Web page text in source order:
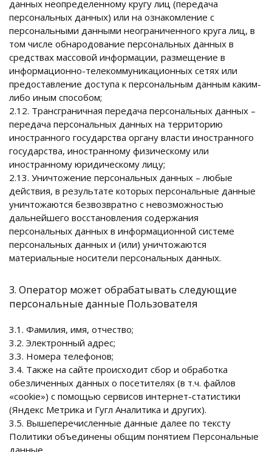
данных неопределенному кругу лиц (передача
персональных данных) или на ознакомление с
персональными данными неограниченного круга лиц, в
том числе обнародование персональных данных в
средствах массовой информации, размещение в
информационно-телекоммуникационных сетях или
предоставление доступа к персональным данным каким-
либо иным способом;
2.12. Трансграничная передача персональных данных –
передача персональных данных на территорию
иностранного государства органу власти иностранного
государства, иностранному физическому или
иностранному юридическому лицу;
2.13. Уничтожение персональных данных – любые
действия, в результате которых персональные данные
уничтожаются безвозвратно с невозможностью
дальнейшего восстановления содержания
персональных данных в информационной системе
персональных данных и (или) уничтожаются
материальные носители персональных данных.
3. Оператор может обрабатывать следующие
персональные данные Пользователя
3.1. Фамилия, имя, отчество;
3.2. Электронный адрес;
3.3. Номера телефонов;
3.4. Также на сайте происходит сбор и обработка
обезличенных данных о посетителях (в т.ч. файлов
«cookie») с помощью сервисов интернет-статистики
(Яндекс Метрика и Гугл Аналитика и других).
3.5. Вышеперечисленные данные далее по тексту
Политики объединены общим понятием Персональные
данные.